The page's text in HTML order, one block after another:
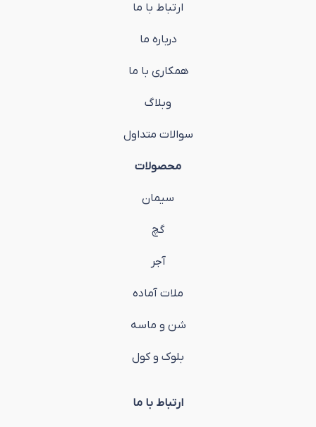
ارتباط با ما
درباره ما
همکاری با ما
وبلاگ
سوالات متداول
محصولات
سیمان
گچ
آجر
ملات آماده
شن و ماسه
بلوک و کول
ارتباط با ما